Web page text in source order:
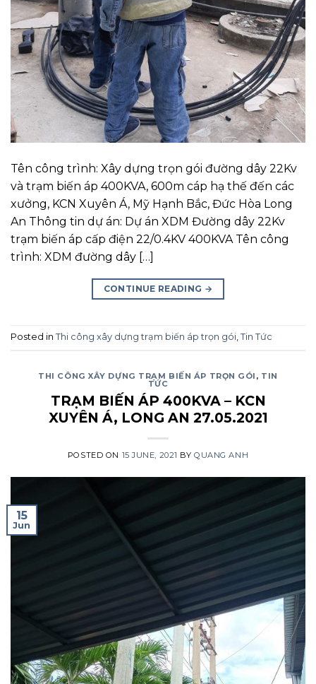
Tên công trình: Xây dựng trọn gói đường dây 22Kv
và trạm biến áp 400KVA, 600m cáp hạ thế đến các
xưởng, KCN Xuyên Á, Mỹ Hạnh Bắc, Đức Hòa Long
An Thông tin dự án: Dự án XDM Đường dây 22Kv
trạm biến áp cấp điện 22/0.4KV 400KVA Tên công
trình: XDM đường dây […]
CONTINUE READING →
Posted in Thi công xây dựng trạm biến áp trọn gói, Tin Tức
THI CÔNG XÂY DỰNG TRẠM BIẾN ÁP TRỌN GÓI , TIN
TỨC
TRẠM BIẾN ÁP 400KVA – KCN
XUYÊN Á, LONG AN 27.05.2021
POSTED ON 15 JUNE, 2021 BYQUANG ANH
15
Jun